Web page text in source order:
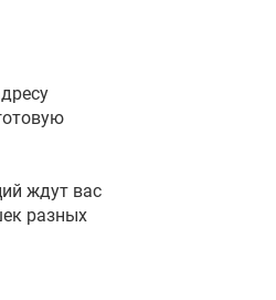
ждут вас
разных